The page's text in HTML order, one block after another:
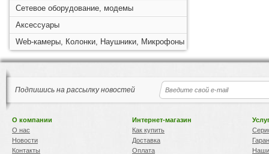
Сетевое оборудование, модемы
Аксессуары
Web-камеры, Колонки, Наушники, Микрофоны
Подпишись на рассылку новостей
О компании
О нас
Новости
Контакты
Интернет-магазин
Как купить
Доставка
Оплата